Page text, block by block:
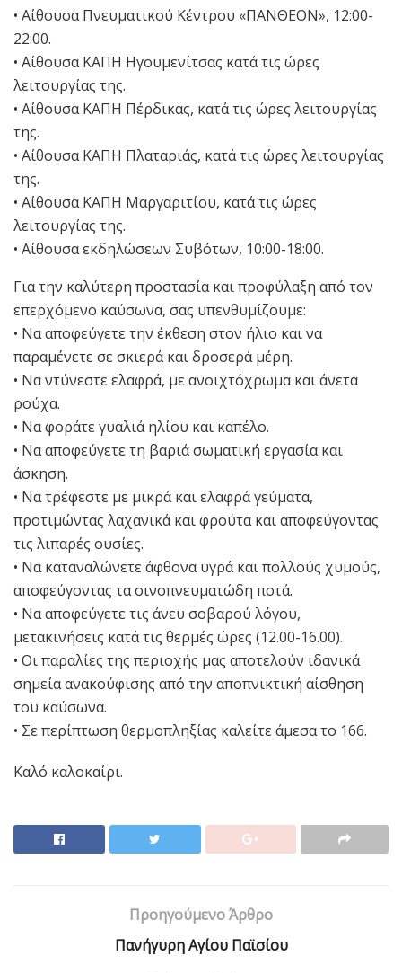
• Αίθουσα Πνευματικού Κέντρου «ΠΑΝΘΕΟΝ», 12:00-
22:00.
• Αίθουσα ΚΑΠΗ Ηγουμενίτσας κατά τις ώρες
λειτουργίας της.
• Αίθουσα ΚΑΠΗ Πέρδικας, κατά τις ώρες λειτουργίας
της.
• Αίθουσα ΚΑΠΗ Πλαταριάς, κατά τις ώρες λειτουργίας
της.
• Αίθουσα ΚΑΠΗ Μαργαριτίου, κατά τις ώρες
λειτουργίας της.
• Αίθουσα εκδηλώσεων Συβότων, 10:00-18:00.
Για την καλύτερη προστασία και προφύλαξη από τον
επερχόμενο καύσωνα, σας υπενθυμίζουμε:
• Να αποφεύγετε την έκθεση στον ήλιο και να
παραμένετε σε σκιερά και δροσερά μέρη.
• Να ντύνεστε ελαφρά, με ανοιχτόχρωμα και άνετα
ρούχα.
• Να φοράτε γυαλιά ηλίου και καπέλο.
• Να αποφεύγετε τη βαριά σωματική εργασία και
άσκηση.
• Να τρέφεστε με μικρά και ελαφρά γεύματα,
προτιμώντας λαχανικά και φρούτα και αποφεύγοντας
τις λιπαρές ουσίες.
• Να καταναλώνετε άφθονα υγρά και πολλούς χυμούς,
αποφεύγοντας τα οινοπνευματώδη ποτά.
• Να αποφεύγετε τις άνευ σοβαρού λόγου,
μετακινήσεις κατά τις θερμές ώρες (12.00-16.00).
• Οι παραλίες της περιοχής μας αποτελούν ιδανικά
σημεία ανακούφισης από την αποπνικτική αίσθηση
του καύσωνα.
• Σε περίπτωση θερμοπληξίας καλείτε άμεσα το 166.
Καλό καλοκαίρι.
Προηγούμενο Άρθρο
Πανήγυρη Αγίου Παϊσίου